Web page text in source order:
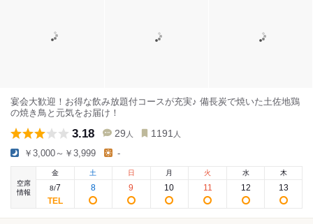
宴会大歓迎！お得な飲み放題付コースが充実♪ 備長炭で焼いた土佐地鶏
の焼き鳥と元気をお届け！
3.18 29 人 1191 人
￥3,000～￥3,999 -
空席
情報
金
8/7
土
8
日
9
月
10
火
11
水
12
木
13